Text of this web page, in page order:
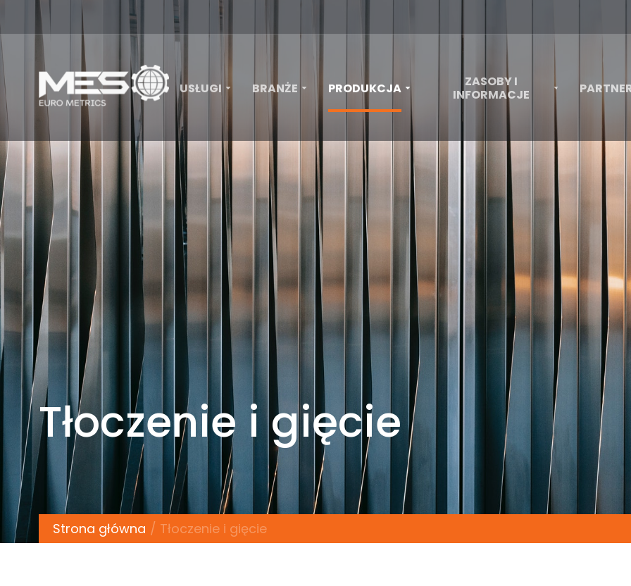
USŁUGI BRANŻE PRODUKCJA
ZASOBY I
INFORMACJE
Tłoczenie i gięcie
Strona główna Tłoczenie i gięcie